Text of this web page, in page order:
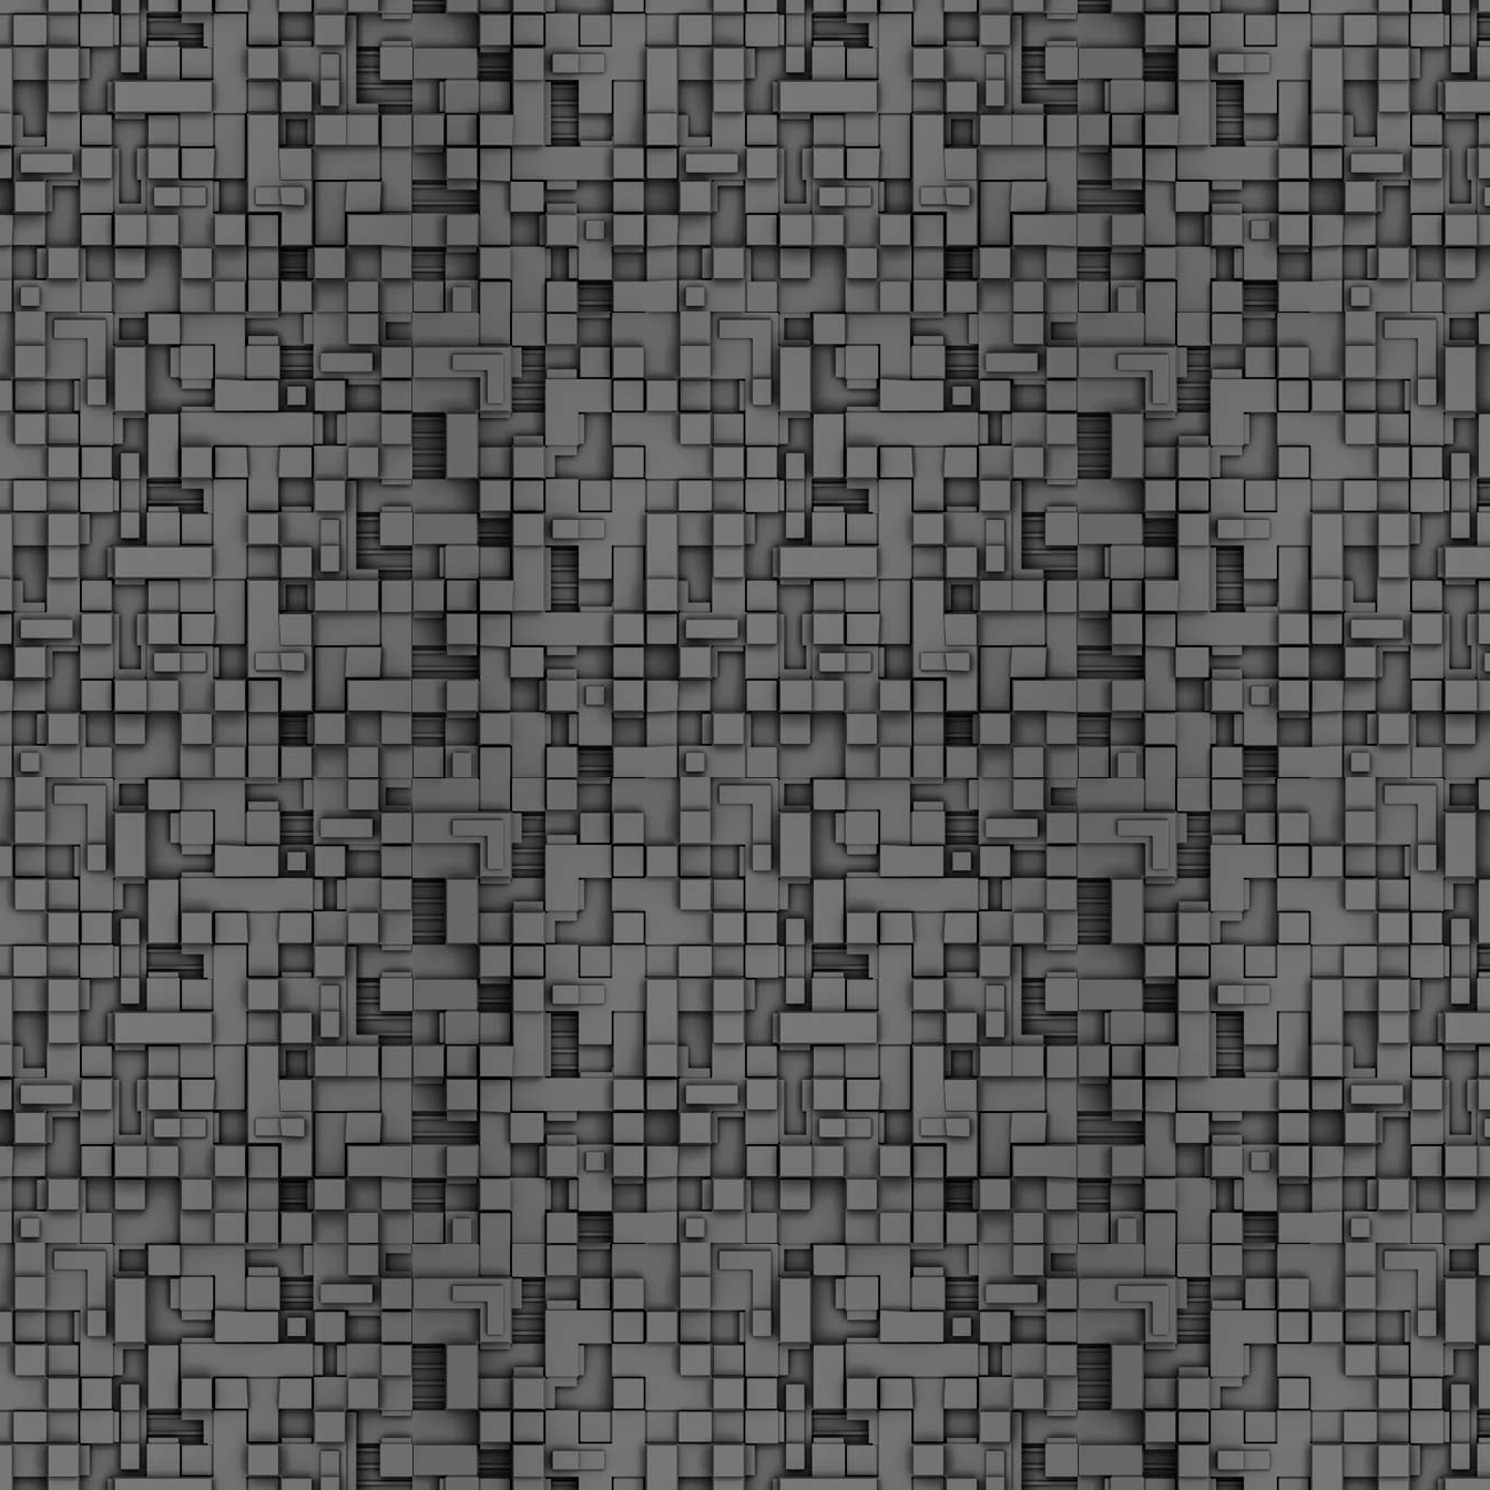
σε δήμους της χώρας. Το Dimastin, αναζητεί σχετικό
φωτογραφικό υλικό στο διαδίκτυο και σας το παρουσιάζει σε
αυτή την ανάρτηση. Επίσης, σας καλούμε, αν διαπιστώσετε ότι
μας έχουν "ξεφύγει" ορκωμοσίες, μπορείτε να στέλνετε το
φωτογραφικό τους υλικό στο dimasthes@gmail.gr ώστε να το
δημοσιεύουμε εδώ, άμεσα.
MAR
Θεσσαλονίκη: Ορκίστηκαν οι 75 νέοι δημοτικοί
αστυνομικοί – Τι τους ζήτησε ο Αγγελούδης
Ενισχύεται το έργο της δημοτικής αστυνομίας στο δήμο
Θεσσαλονίκης καθώς το πρωί της Τετάρτης 18 Μαρτίου
ορκίστηκαν οι 75 νέοι δημοτικοί αστυνομικοί.
«Με αυτούς, σε λίγους μήνες αποκτά ένα ισχυρό σώμα η
δημοτική αστυνομία. Θα είναι πιο κοντά στον πολίτη. Είχα την
ευκαιρία να είμαι σήμερα στην ορκωμοσία τους.
MAR
Ξεκίνησαν εδώ και μια εβδομάδα οι αφίξεις των
νεοπροσληφθέντων Δημοτικών Αστυνομικών στους
δήμους και οι ορκωμοσίες τους - Πλήρες
Μεγάλες μέρες ζει ο "οργανισμός" της Δημοτικής Αστυνομίας!
Να θυμίσουμε ότι κανονικές προσλήψεις στην Δημοτική
Αστυνομία έχουν να γίνουν από το 2010. Δεκαέξι ολόκληρα
χρόνια! Και βέβαια, ακόμη και με αυτές τις προσλήψεις, δεν
φτάνουμε ούτε τα 2/3 των Δημοτικών Αστυνομικών που
υπηρετούσαν το 2013 προ της κατάργησης της υπηρεσίας με
απόφαση του σημερινού πρωθυπουργού Κυριάκου Μητσοτάκη. Ας
είναι...
2
Δημοτική Αστυνομία Θεσσαλονίκης: Διμηνιαίος
απολογισμός ελέγχων τήρησης νομοθεσίας
Τον απολογισμό των δράσεων ελέγχου για τα ζώα συντροφιάς
κατά το δίμηνο Ιανουαρίου – Φεβρουαρίου 2026 παρουσιάζει η
Δημοτική Αστυνομία Θεσσαλονίκης, με στόχο την προστασία των
ζώων και την ομαλή συμβίωση στην πόλη.
FEB
18
ΣτΕ: Οριστική απόρριψη της επαναφοράς του 13ου
και 14ου μισθού για τους δημοσίους υπαλλήλους
Με την απόφαση αυτή, το ΣτΕ απορρίπτει οριστικά τις
αξιώσεις των δημοσίων υπαλλήλων για επαναφορά των
δώρων, επικυρώνοντας την τρέχουσα κατάσταση παρά τις
αντιδράσεις της ΑΔΕΔΥ
Το ΣτΕ απέρριψε οριστικά την προσφυγή της ΑΔΕΔΥ και ενός
εκπαιδευτικού για την επαναφορά των δώρων Χριστουγέννων,
Πάσχα και θερινής άδειας (13ος και 14ος μισθός) στους
εργαζόμενους του δημόσιου τομέα, κλείνοντας μια μακρά
διαμάχη δεκαετιών που αφορούσε τις μνημονιακές περικοπές.
Γνωστοποίηση έκδοσης οριστικών αποτελεσμάτων –
Παροχή οδηγιών.
► Δείτε/κατεβάστε την πολυαναμενόμενη εγκύκλιο του Υπ.
FEB
1
Με διαρροή 2 μέρες πριν την στάση εργασίας
ενημερώνει το ΣτΕ για την απόρριψη της επαναφοράς